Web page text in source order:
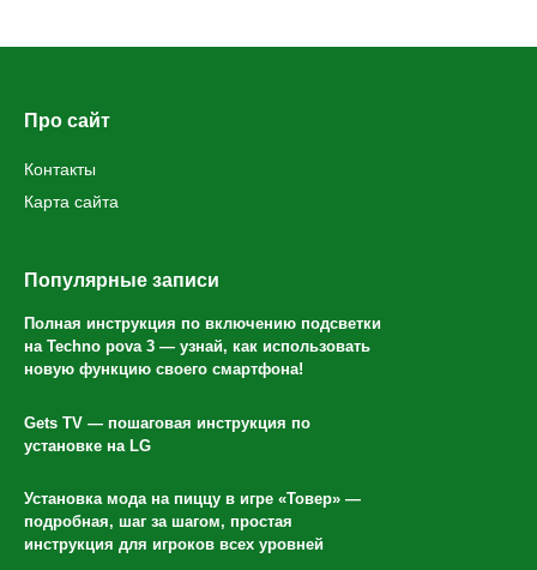
Про сайт
Контакты
Карта сайта
Популярные записи
Полная инструкция по включению подсветки
на Techno pova 3 — узнай, как использовать
новую функцию своего смартфона!
Gets TV — пошаговая инструкция по
установке на LG
Установка мода на пиццу в игре «Товер» —
подробная, шаг за шагом, простая
инструкция для игроков всех уровней